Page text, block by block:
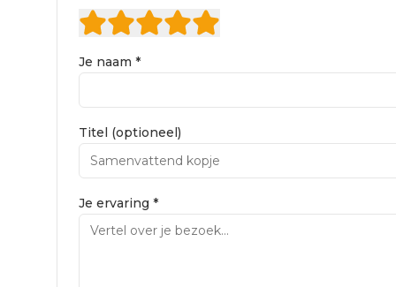
Je naam *
Titel (optioneel)
Je ervaring *